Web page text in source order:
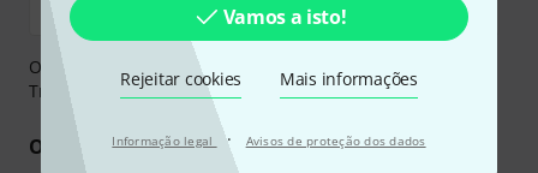
Vamos a isto!
Rejeitar cookies Mais informações
Informação legal · Avisos de proteção dos dados
O pagamento pode ser feito de forma segura através de
Transferência bancária, PayPal ou Cartão de crédito.
Os seus benefícios